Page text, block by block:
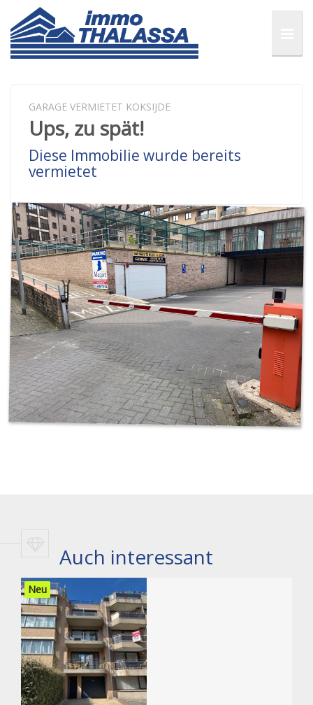
GARAGE VERMIETET KOKSIJDE
Ups, zu spät!
Diese Immobilie wurde bereits
vermietet
Auch interessant
Neu